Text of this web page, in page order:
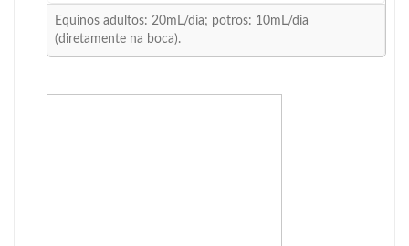
Equinos adultos: 20mL/dia; potros: 10mL/dia
(diretamente na boca).